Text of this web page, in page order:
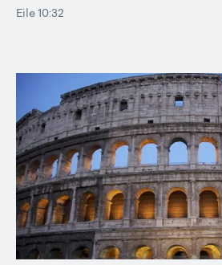
Eile 10:32